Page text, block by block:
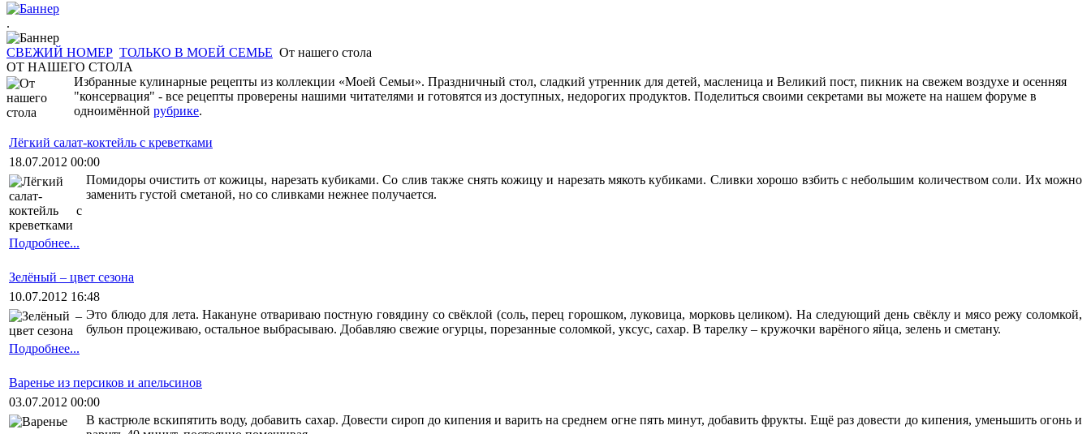
.
СВЕЖИЙ НОМЕР ТОЛЬКО В МОЕЙ СЕМЬЕ От нашего стола
ОТ НАШЕГО СТОЛА
Избранные кулинарные рецепты из коллекции «Моей Семьи». Праздничный стол, сладкий утренник для детей, масленица и Великий пост, пикник на свежем воздухе и осенняя
"консервация" - все рецепты проверены нашими читателями и готовятся из доступных, недорогих продуктов. Поделиться своими секретами вы можете на нашем форуме в
одноимённой рубрике.
Лёгкий салат-коктейль с креветками
18.07.2012 00:00
Помидоры очистить от кожицы, нарезать кубиками. Со слив также снять кожицу и нарезать мякоть кубиками. Сливки хорошо взбить с небольшим количеством соли. Их можно
заменить густой сметаной, но со сливками нежнее получается.
Подробнее...
Зелёный – цвет сезона
10.07.2012 16:48
Это блюдо для лета. Накануне отвариваю постную говядину со свёклой (соль, перец горошком, луковица, морковь целиком). На следующий день свёклу и мясо режу соломкой,
бульон процеживаю, остальное выбрасываю. Добавляю свежие огурцы, порезанные соломкой, уксус, сахар. В тарелку – кружочки варёного яйца, зелень и сметану.
Подробнее...
Варенье из персиков и апельсинов
03.07.2012 00:00
В кастрюле вскипятить воду, добавить сахар. Довести сироп до кипения и варить на среднем огне пять минут, добавить фрукты. Ещё раз довести до кипения, уменьшить огонь и